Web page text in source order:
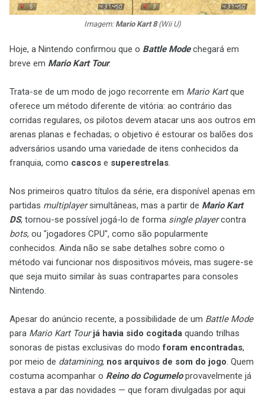
Imagem: Mario Kart 8(Wii U)
Hoje, a Nintendo confirmou que o Battle Modechegará em
breve em Mario Kart Tour.
Trata-se de um modo de jogo recorrente em Mario Kartque
oferece um método diferente de vitória: ao contrário das
corridas regulares, os pilotos devem atacar uns aos outros em
arenas planas e fechadas; o objetivo é estourar os balões dos
adversários usando uma variedade de itens conhecidos da
franquia, como cascos e superestrelas.
Nos primeiros quatro títulos da série, era disponível apenas em
partidas multiplayersimultâneas, mas a partir de Mario Kart
DS, tornou-se possível jogá-lo de forma single playercontra
bots, ou "jogadores CPU", como são popularmente
conhecidos. Ainda não se sabe detalhes sobre como o
método vai funcionar nos dispositivos móveis, mas sugere-se
que seja muito similar às suas contrapartes para consoles
Nintendo.
Apesar do anúncio recente, a possibilidade de um Battle Mode
para Mario Kart Tourjá havia sido cogitada quando trilhas
sonoras de pistas exclusivas do modoforam encontradas,
por meio de datamining, nos arquivos de som do jogo. Quem
costuma acompanhar o Reino do Cogumeloprovavelmente já
estava a par das novidades — que foram divulgadas por aqui